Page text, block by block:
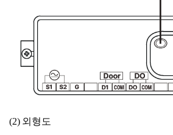
(2) 외형도